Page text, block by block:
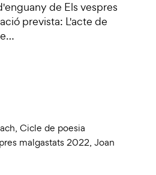
de Els vespres
prevista: L'acte de
, Cicle de poesia
malgastats 2022, Joan